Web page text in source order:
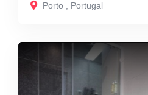
Porto , Portugal